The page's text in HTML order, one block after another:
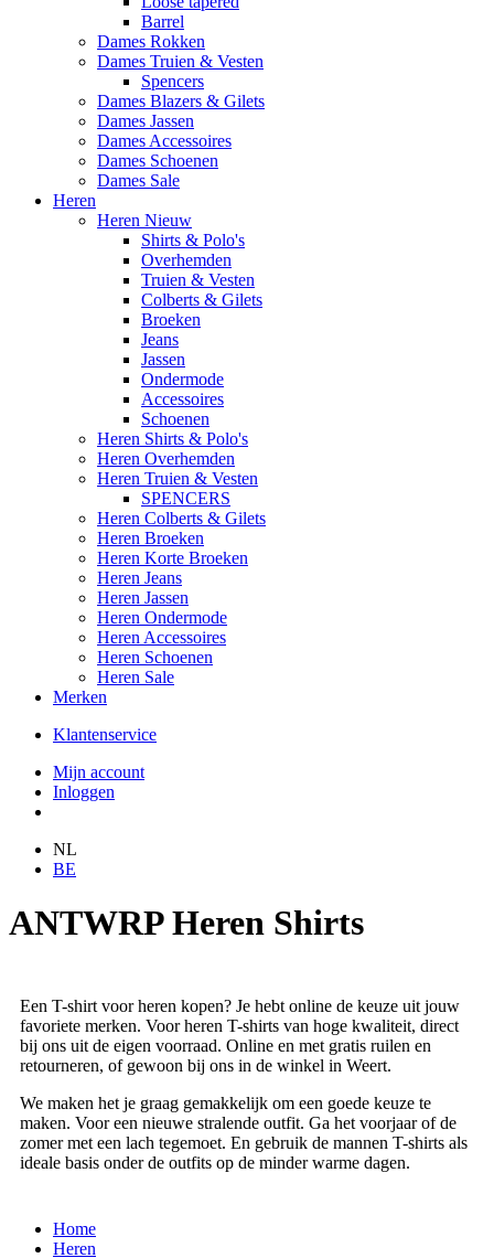
Barrel
Dames Rokken
Dames Truien & Vesten
Spencers
Dames Blazers & Gilets
Dames Jassen
Dames Accessoires
Dames Schoenen
Dames Sale
Heren
Heren Nieuw
Shirts & Polo's
Overhemden
Truien & Vesten
Colberts & Gilets
Broeken
Jeans
Jassen
Ondermode
Accessoires
Schoenen
Heren Shirts & Polo's
Heren Overhemden
Heren Truien & Vesten
SPENCERS
Heren Colberts & Gilets
Heren Broeken
Heren Korte Broeken
Heren Jeans
Heren Jassen
Heren Ondermode
Heren Accessoires
Heren Schoenen
Heren Sale
Merken
Klantenservice
Mijn account
Inloggen
NL
BE
ANTWRP Heren Shirts
Een T-shirt voor heren kopen? Je hebt online de keuze uit jouw
favoriete merken. Voor heren T-shirts van hoge kwaliteit, direct
bij ons uit de eigen voorraad. Online en met gratis ruilen en
retourneren, of gewoon bij ons in de winkel in Weert.
We maken het je graag gemakkelijk om een goede keuze te
maken. Voor een nieuwe stralende outfit. Ga het voorjaar of de
zomer met een lach tegemoet. En gebruik de mannen T-shirts als
ideale basis onder de outfits op de minder warme dagen.
Home
Heren